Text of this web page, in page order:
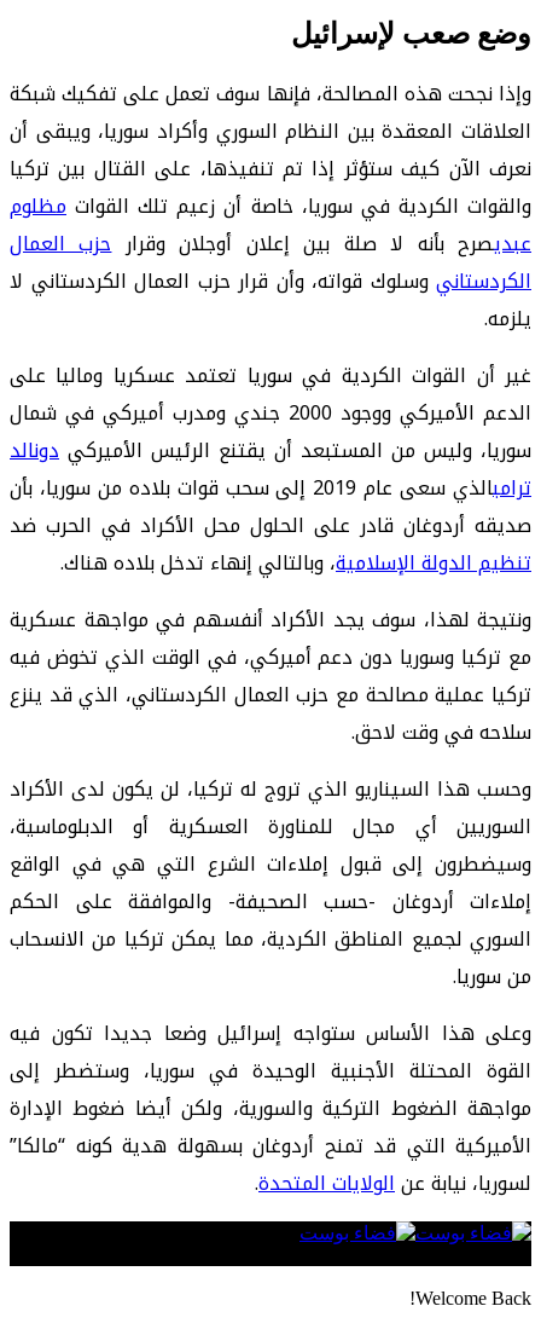
وضع صعب لإسرائيل
وإذا نجحت هذه المصالحة، فإنها سوف تعمل على تفكيك شبكة
العلاقات المعقدة بين النظام السوري وأكراد سوريا، ويبقى أن
نعرف الآن كيف ستؤثر إذا تم تنفيذها، على القتال بين تركيا
والقوات الكردية في سوريا، خاصة أن زعيم تلك القوات مظلوم
عبديصرح بأنه لا صلة بين إعلان أوجلان وقرارحزب العمال
الكردستانيوسلوك قواته، وأن قرار حزب العمال الكردستاني لا
يلزمه.
غير أن القوات الكردية في سوريا تعتمد عسكريا وماليا على
الدعم الأميركي ووجود 2000 جندي ومدرب أميركي في شمال
سوريا، وليس من المستبعد أن يقتنع الرئيس الأميركي دونالد
ترامب
الذي سعى عام 2019 إلى سحب قوات بلاده من سوريا، بأن
صديقه أردوغان قادر على الحلول محل الأكراد في الحرب ضد
تنظيم الدولة الإسلامية، وبالتالي إنهاء تدخل بلاده هناك.
ونتيجة لهذا، سوف يجد الأكراد أنفسهم في مواجهة عسكرية
مع تركيا وسوريا دون دعم أميركي، في الوقت الذي تخوض فيه
تركيا عملية مصالحة مع حزب العمال الكردستاني، الذي قد ينزع
سلاحه في وقت لاحق.
وحسب هذا السيناريو الذي تروج له تركيا، لن يكون لدى الأكراد
السوريين أي مجال للمناورة العسكرية أو الدبلوماسية،
وسيضطرون إلى قبول إملاءات الشرع التي هي في الواقع
إملاءات أردوغان -حسب الصحيفة- والموافقة على الحكم
السوري لجميع المناطق الكردية، مما يمكن تركيا من الانسحاب
من سوريا.
وعلى هذا الأساس ستواجه إسرائيل وضعا جديدا تكون فيه
القوة المحتلة الأجنبية الوحيدة في سوريا، وستضطر إلى
مواجهة الضغوط التركية والسورية، ولكن أيضا ضغوط الإدارة
الأميركية التي قد تمنح أردوغان بسهولة هدية كونه “مالكا”
لسوريا، نيابة عنالولايات المتحدة.
Welcome Back!